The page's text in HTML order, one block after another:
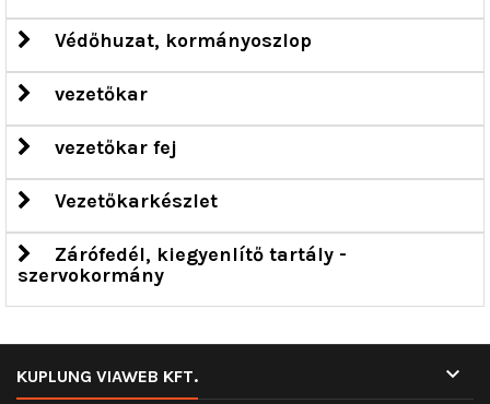
Védőhuzat, kormányoszlop
vezetőkar
vezetőkar fej
Vezetőkarkészlet
Zárófedél, kiegyenlítő tartály -
szervokormány
KUPLUNG VIAWEB KFT. 